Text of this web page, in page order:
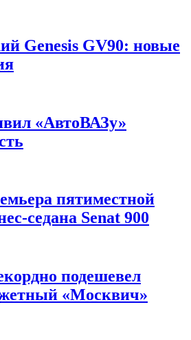
Genesis GV90: новые
«АвтоВАЗу»
пятиместной
седана Senat 900
подешевел
«Москвич»